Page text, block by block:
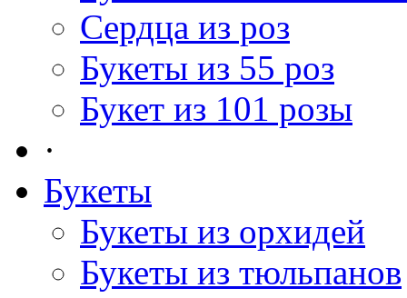
Сердца из роз
Букеты из 55 роз
Букет из 101 розы
·
Букеты
Букеты из орхидей
Букеты из тюльпанов